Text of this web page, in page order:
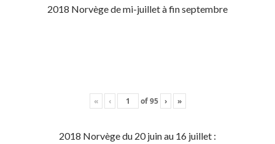
2018 Norvège de mi-juillet à fin septembre
« ‹ of95 › »
2018 Norvège du 20 juin au 16 juillet :